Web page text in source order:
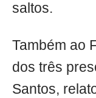
saltos.
Também ao
dos três
Santos,